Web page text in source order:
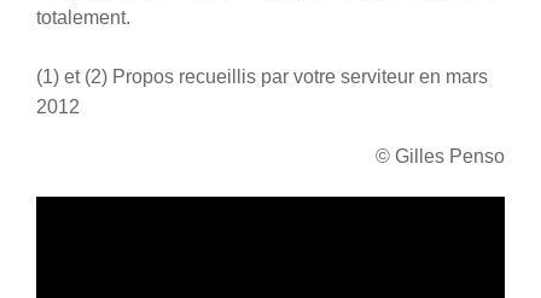
totalement.
(1) et (2) Propos recueillis par votre serviteur en mars
2012
© Gilles Penso